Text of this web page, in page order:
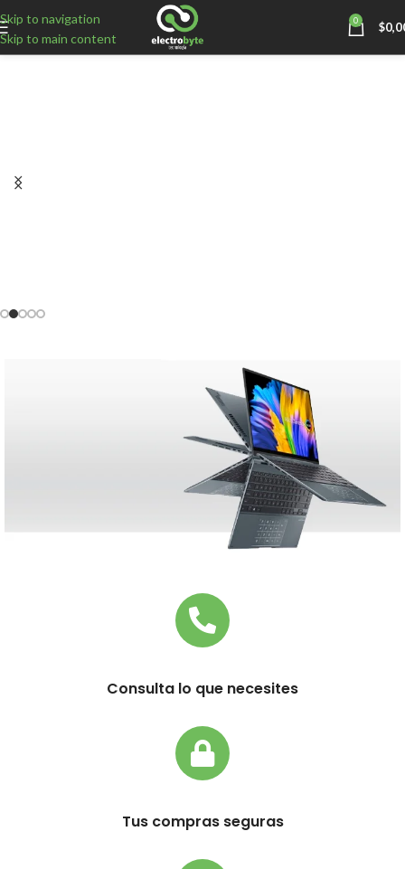
Skip to navigation
Skip to main content
0 $
Consulta lo que necesites
Tus compras seguras